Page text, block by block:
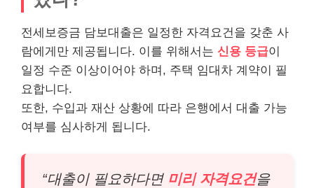
전세보증금 담보대출은 일정한 자격요건을 갖춘 사
람에게만 제공됩니다. 이를 위해서는 신용 등급이
일정 수준 이상이어야 하며, 주택 임대차 계약이 필
요합니다.
또한, 수입과 재산 상황에 따라 은행에서 대출 가능
여부를 심사하게 됩니다.
“대출이 필요하다면 미리 자격요건을